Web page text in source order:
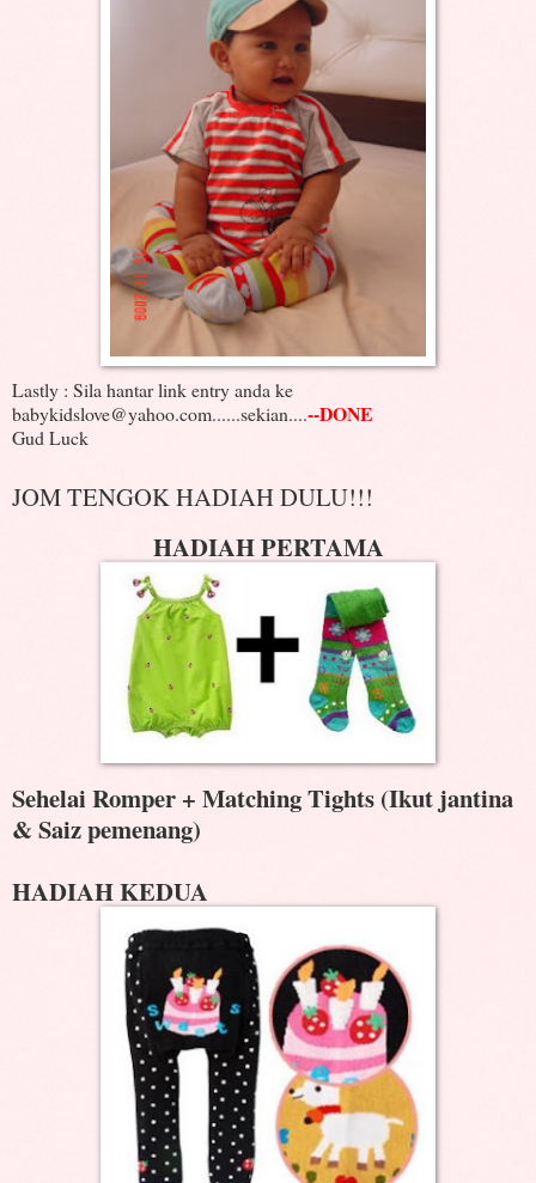
Lastly : Sila hantar link entry anda ke
babykidslove@yahoo.com......sekian....--DONE
Gud Luck
JOM TENGOK HADIAH DULU!!!
HADIAH PERTAMA
Sehelai Romper + Matching Tights (Ikut jantina
& Saiz pemenang)
HADIAH KEDUA